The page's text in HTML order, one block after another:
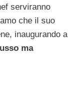
serviranno
che il suo
inaugurando a
ma